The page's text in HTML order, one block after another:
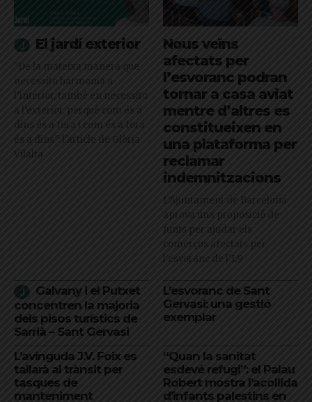
El jardí exterior
"De la mateixa manera que
necessito harmonia a
l’interior, també en necessito
a l’exterior, perquè com és a
dins és a fora i com és a fora
és a dins": l'article de Glòria
Vilalta
Nous veïns
afectats per
l’esvoranc podran
tornar a casa aviat
mentre d’altres es
constitueixen en
una plataforma per
reclamar
indemnitzacions
L’Ajuntament de Barcelona
aprova una proposició de
Junts per ajudar els
comerços afectats per
l'esvoranc de l'L9
Galvany i el Putxet
concentren la majoria
dels pisos turístics de
Sarrià – Sant Gervasi
L’esvoranc de Sant
Gervasi: una gestió
exemplar
L’avinguda J.V. Foix es
tallarà al trànsit per
tasques de
manteniment
“Quan la sanitat
esdevé refugi”: el Palau
Robert mostra l’acollida
d’infants palestins en